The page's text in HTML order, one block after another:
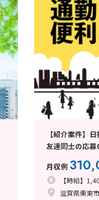
【紹介案件】
友達同士の応募
月収例
【時給】
滋賀県栗東市